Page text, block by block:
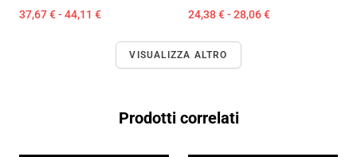
37,67 € - 44,11 € 24,38 € - 28,06 €
VISUALIZZA ALTRO
Prodotti correlati